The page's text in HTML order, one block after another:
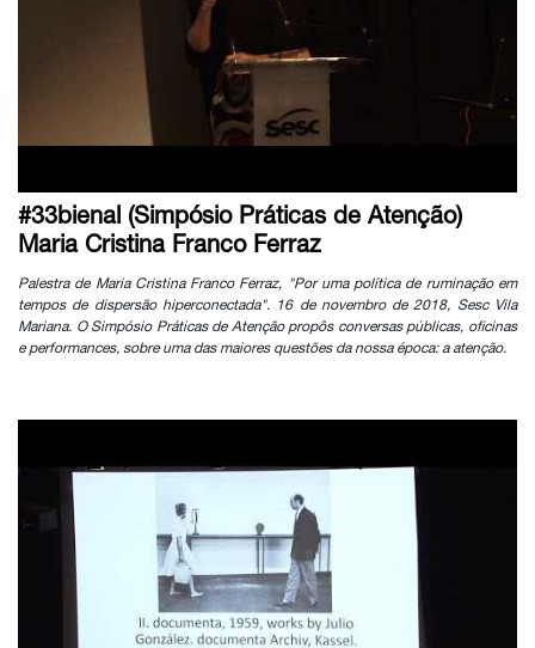
#33bienal (Simpósio Práticas de Atenção)
Maria Cristina Franco Ferraz
Palestra de Maria Cristina Franco Ferraz, "Por uma política de ruminação em
tempos de dispersão hiperconectada". 16 de novembro de 2018, Sesc Vila
Mariana. O Simpósio Práticas de Atenção propôs conversas públicas, oficinas
e performances, sobre uma das maiores questões da nossa época: a atenção.